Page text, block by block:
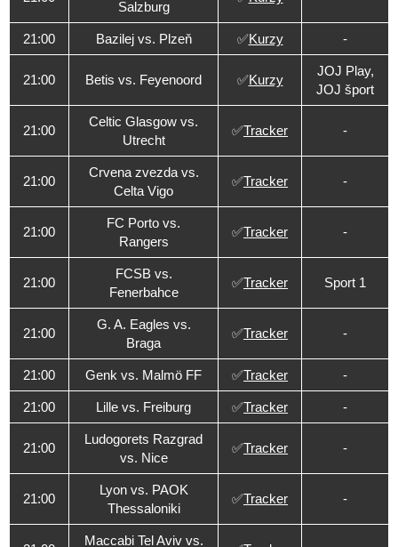
Salzburg
21:00 Bazilej vs. Plzeň ✅Kurzy -
21:00 Betis vs. Feyenoord ✅Kurzy
JOJ Play,
JOJ šport
21:00
Celtic Glasgow vs.
Utrecht
✅Tracker -
21:00
Crvena zvezda vs.
Celta Vigo
✅Tracker -
21:00
FC Porto vs.
Rangers
✅Tracker -
21:00
FCSB vs.
Fenerbahce
✅Tracker Sport 1
21:00
G. A. Eagles vs.
Braga
✅Tracker -
21:00 Genk vs. Malmö FF ✅Tracker -
21:00 Lille vs. Freiburg ✅Tracker -
21:00
Ludogorets Razgrad
vs. Nice
✅Tracker -
21:00
Lyon vs. PAOK
Thessaloniki
✅Tracker -
Maccabi Tel Aviv vs.